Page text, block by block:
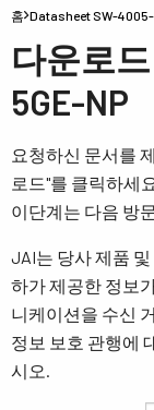
홈 Datasheet SW-
다운로
5GE-NP
요청하신 문서를
로드"를 클릭하세
이단계는 다음 방
JAI는 당사 제품
하가 제공한 정보
니케이션을 수신
정보 보호 관행에
시오.